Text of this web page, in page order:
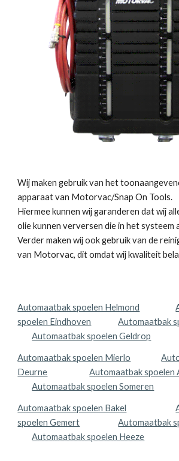
Wij maken gebruik van het
apparaat van Motorvac/Snap On Tools.
Hiermee kunnen wij garanderen dat wij
olie kunnen verversen die in het systeem
Verder maken wij ook gebruik van de
van Motorvac, dit omdat wij kwaliteit
Automaatbak spoelen Helmond
spoelen Eindhoven
Automaatbak
Automaatbak spoelen Geldrop
Automaatbak spoelen Mierlo
Deurne
Automaatbak spoelen
Automaatbak spoelen Someren
Automaatbak spoelen Bakel
spoelen Gemert
Automaatbak
Automaatbak spoelen Heeze